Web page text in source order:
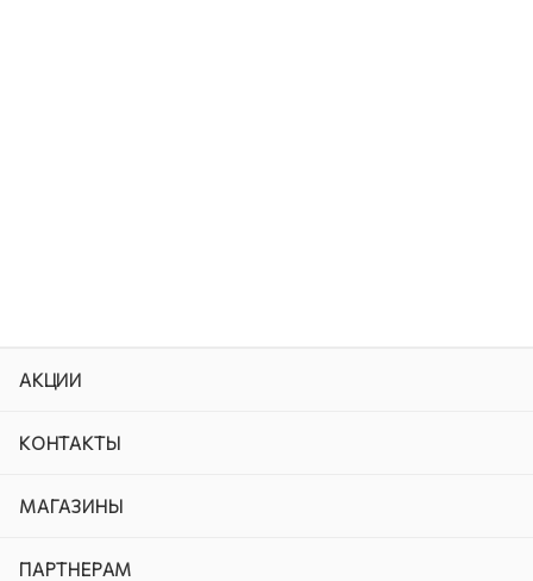
АКЦИИ
КОНТАКТЫ
МАГАЗИНЫ
ПАРТНЕРАМ